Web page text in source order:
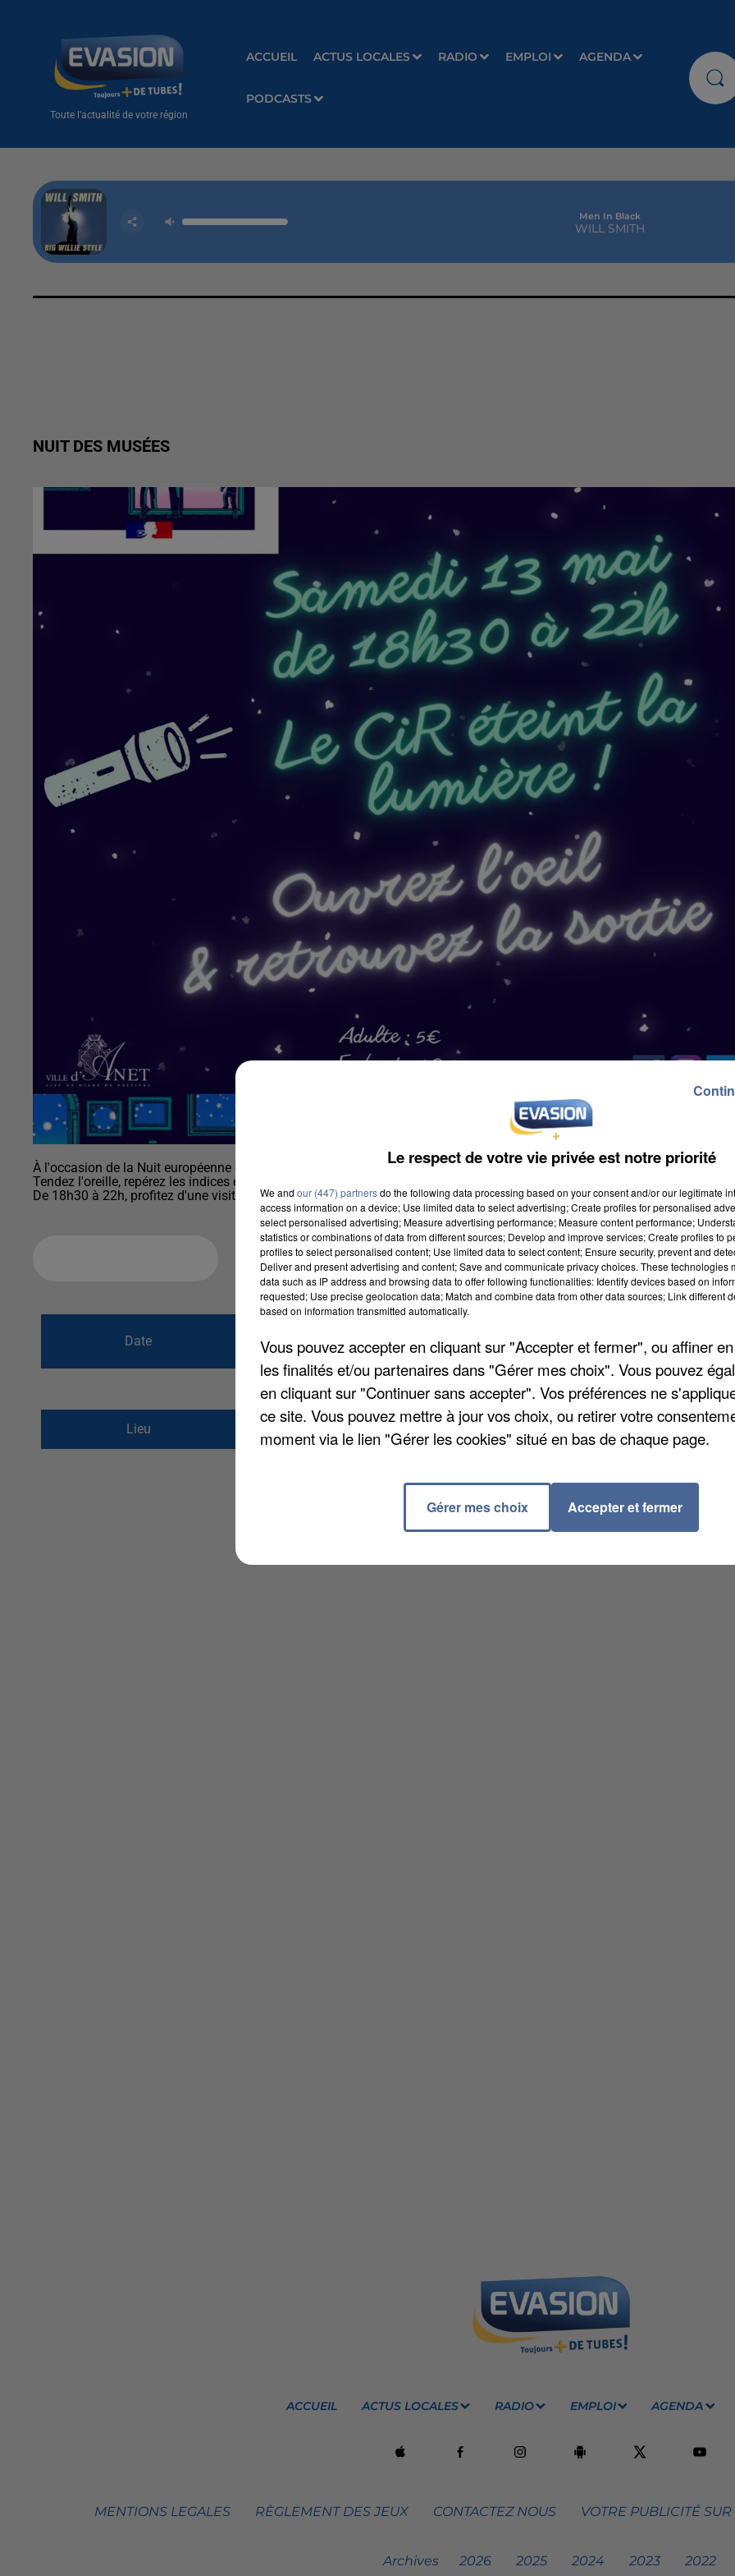
Toute l'actualité de votre région
ACCUEIL ACTUS LOCALES RADIO EMPLOI AGENDA
PODCASTS
Men In Black
WILL SMITH
NUIT DES MUSÉES
À l'occasion de la Nuit européenne des Musées, le CiR éteint la lumière. L'équipe est partie, vous êtes seuls, dans le noir.
Tendez l'oreille, repérez les indices et retrouvez la sortie à l'aide de votre lampe torche !
De 18h30 à 22h, profitez d'une visite originale du Centre d'interprétation de la Renaissance !
Date
au14 mai 2023 à 0h00
Lieu
1 Place du Château
28260 ANET
ACCUEIL ACTUS LOCALES RADIO EMPLOI AGENDA
MENTIONS LEGALES RÈGLEMENT DES JEUX CONTACTEZ NOUS VOTRE PUBLICITÉ
Archives 2026 2025 2024 2023 2022
Le respect de votre vie privée est notre priorité
We and our (447) partnersdo the following data processing based on your consent and/or our legitimate
access information on a device; Use limited data to select advertising; Create profiles for personalised
select personalised advertising; Measure advertising performance; Measure content performance;
statistics or combinations of data from different sources; Develop and improve services; Create profiles to
profiles to select personalised content; Use limited data to select content; Ensure security, prevent and
Deliver and present advertising and content; Save and communicate privacy choices. These technologies
data such as IP address and browsing data to offer following functionalities: Identify devices based on
requested; Use precise geolocation data; Match and combine data from other data sources; Link different
based on information transmitted automatically.
Vous pouvez accepter en cliquant sur "Accepter et fermer", ou affiner
les finalités et/ou partenaires dans "Gérer mes choix". Vous pouvez
en cliquant sur "Continuer sans accepter". Vos préférences ne
ce site. Vous pouvez mettre à jour vos choix, ou retirer votre
moment via le lien "Gérer les cookies" situé en bas de chaque page.
Gérer mes choix Accepter et fermer